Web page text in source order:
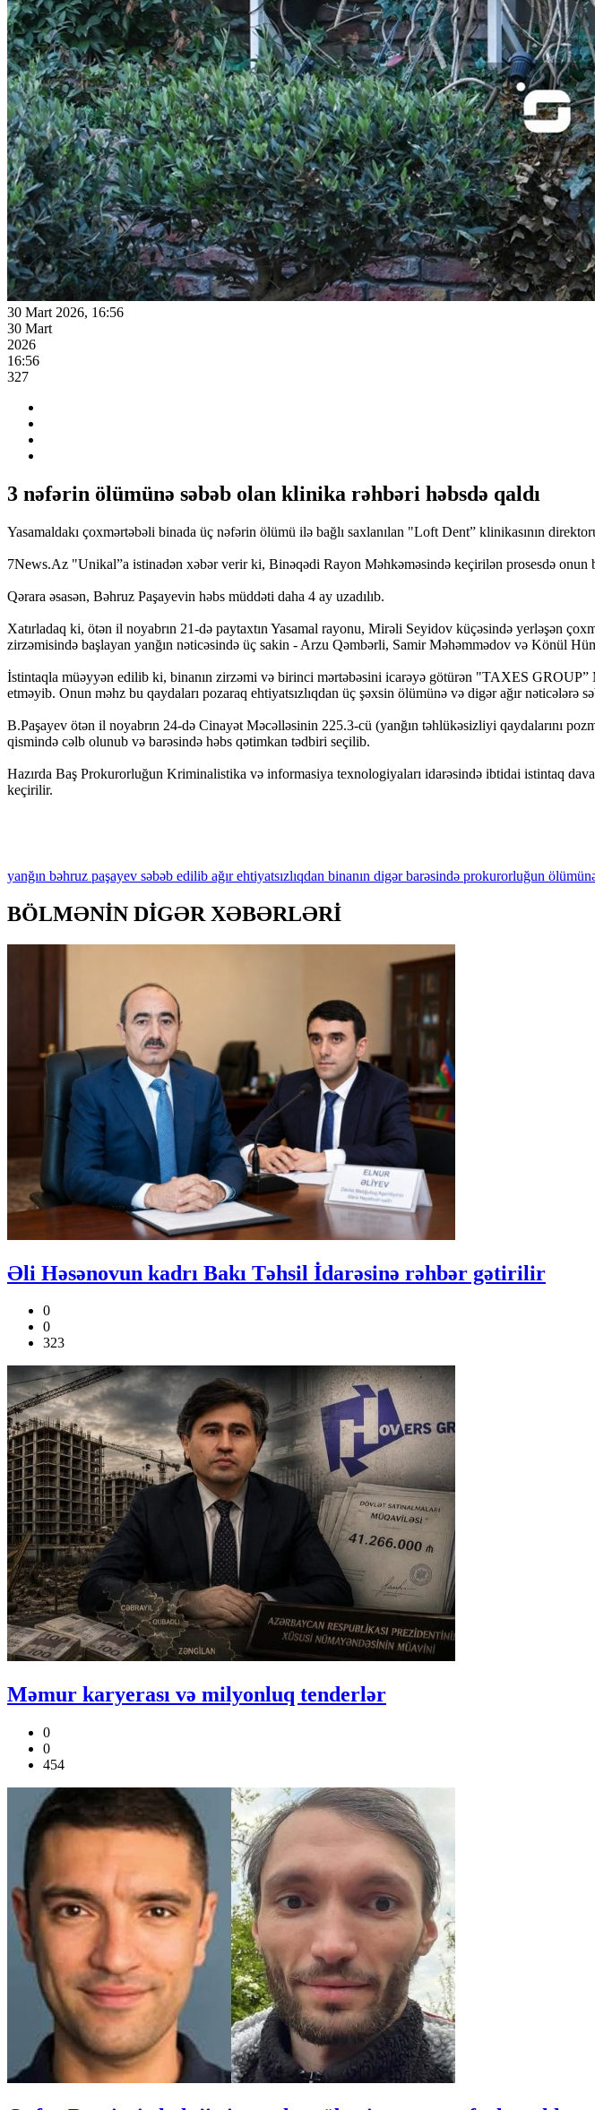
30 Mart 2026, 16:56
30 Mart
2026
16:56
327
3 nəfərin ölümünə səbəb olan klinika rəhbəri həbsdə qaldı
Yasamaldakı çoxmərtəbəli binada üç nəfərin ölümü ilə bağlı saxlanılan "Loft Dent” klinikasının
7News.Az "Unikal”a istinadən xəbər verir ki, Binəqədi Rayon Məhkəməsində keçirilən prosesdə onun
Qərara əsasən, Bəhruz Paşayevin həbs müddəti daha 4 ay uzadılıb.
Xatırladaq ki, ötən il noyabrın 21-də paytaxtın Yasamal rayonu, Mirəli Seyidov küçəsində yerləşən
zirzəmisində başlayan yanğın nəticəsində üç sakin - Arzu Qəmbərli, Samir Məhəmmədov və Könül
İstintaqla müəyyən edilib ki, binanın zirzəmi və birinci mərtəbəsini icarəyə götürən "TAXES
etməyib. Onun məhz bu qaydaları pozaraq ehtiyatsızlıqdan üç şəxsin ölümünə və digər ağır nəticələrə
B.Paşayev ötən il noyabrın 24-də Cinayət Məcəlləsinin 225.3-cü (yanğın təhlükəsizliyi qaydalarını
qismində cəlb olunub və barəsində həbs qətimkan tədbiri seçilib.
Hazırda Baş Prokurorluğun Kriminalistika və informasiya texnologiyaları idarəsində ibtidai istintaq
keçirilir.
yanğın bəhruz paşayev səbəb edilib ağırehtiyatsızlıqdan binanın digərbarəsində prokurorluğun
BÖLMƏNİN DİGƏR XƏBƏRLƏRİ
Əli Həsənovun kadrı Bakı Təhsil İdarəsinə rəhbər gətirilir
0
0
323
Məmur karyerası və milyonluq tenderlər
0
0
454